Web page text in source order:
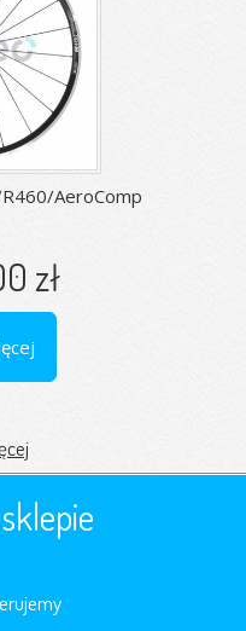
AeroComp
zł